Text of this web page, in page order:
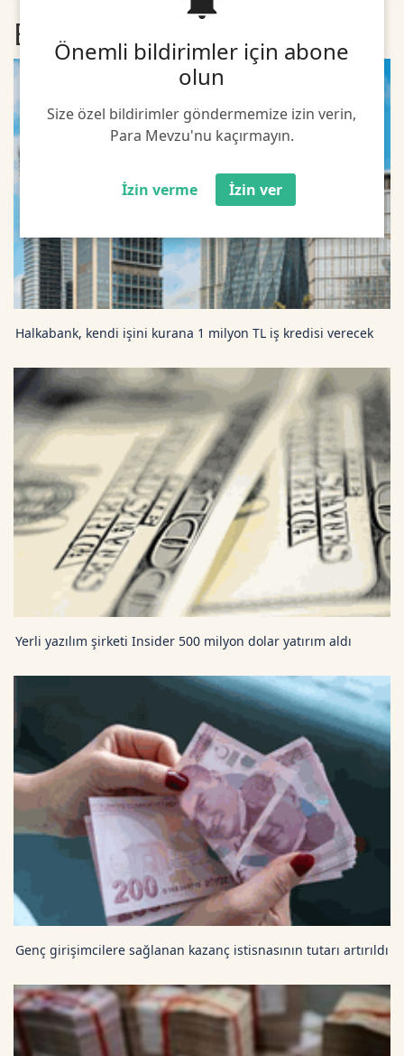
Önemli bildirimler için abone
olun
Size özel bildirimler göndermemize izin verin,
Para Mevzu'nu kaçırmayın.
İzin verme İzin ver
Ripple TetherUS 1.0364 0.33
USD Coin TetherUS 1.0007 0.03
USDT
Cardano TetherUS 0.199 -0.85
Dogecoin TetherUS 0.07 -0.34
En son Girişim Haberleri
Halkabank, kendi işini kurana 1 milyon TL iş kredisi verecek
Yerli yazılım şirketi Insider 500 milyon dolar yatırım aldı
Genç girişimcilere sağlanan kazanç istisnasının tutarı artırıldı